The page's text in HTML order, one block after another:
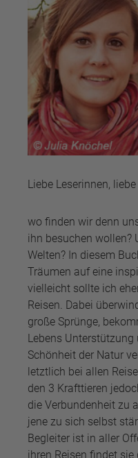
Liebe Leserinnen, liebe
wo finden wir denn
ihn besuchen wollen?
Welten? In diesem
Träumen auf eine
vielleicht sollte ich
Reisen. Dabei
große Sprünge,
Lebens
Schönheit der Natur
letztlich bei allen
den 3 Krafttieren
die Verbundenheit zu
jene zu sich selbst
Begleiter ist in aller
ihren Reisen findet